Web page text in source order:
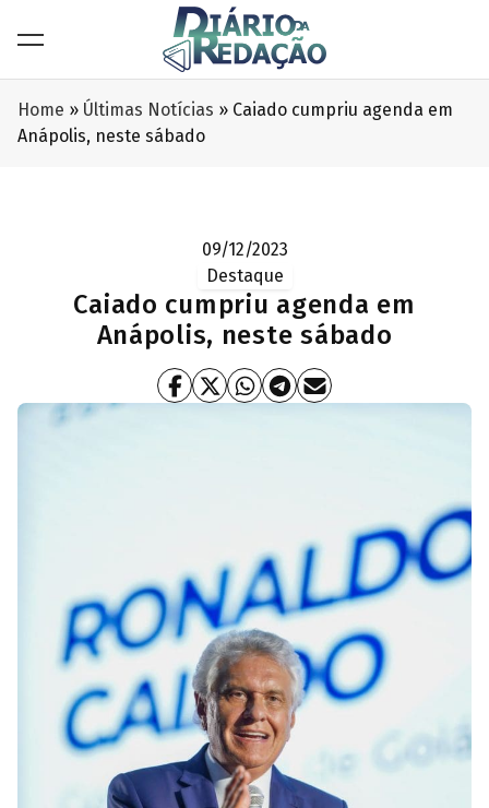
Home » Últimas Notícias » Caiado cumpriu agenda em
Anápolis, neste sábado
09/12/2023
Destaque
Caiado cumpriu agenda em
Anápolis, neste sábado